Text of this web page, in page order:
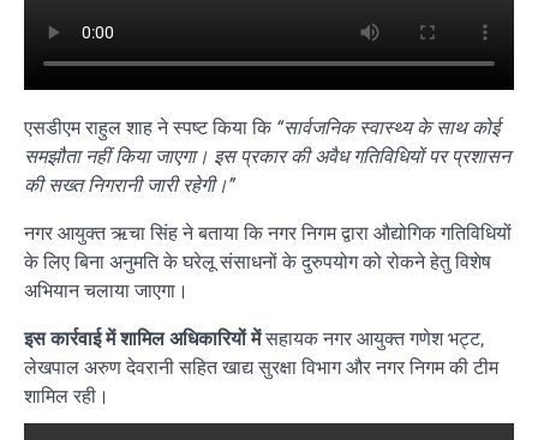
एसडीएम राहुल शाह ने स्पष्ट किया कि “सार्वजनिक स्वास्थ्य के साथ कोई
समझौता नहीं किया जाएगा। इस प्रकार की अवैध गतिविधियों पर प्रशासन
की सख्त निगरानी जारी रहेगी।”
नगर आयुक्त ऋचा सिंह ने बताया कि नगर निगम द्वारा औद्योगिक गतिविधियों
के लिए बिना अनुमति के घरेलू संसाधनों के दुरुपयोग को रोकने हेतु विशेष
अभियान चलाया जाएगा।
इस कार्रवाई में शामिल अधिकारियों मेंसहायक नगर आयुक्त गणेश भट्ट,
लेखपाल अरुण देवरानी सहित खाद्य सुरक्षा विभाग और नगर निगम की टीम
शामिल रही।